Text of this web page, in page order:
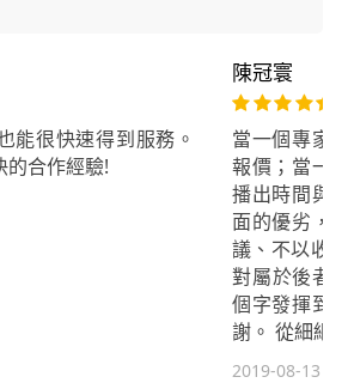
能很快速得到服務。
的合作經驗!
陳冠寰
當一個專家
報價；當一
播出時間與
面的優劣，
議、不以收
對屬於後者
個字發揮到
謝。 從細細
推荐程式語
2019-08-13